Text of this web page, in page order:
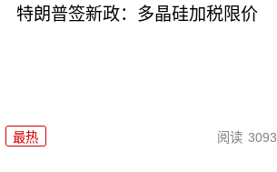
特朗普签新政：多晶硅加税限价
最热 阅读 3093